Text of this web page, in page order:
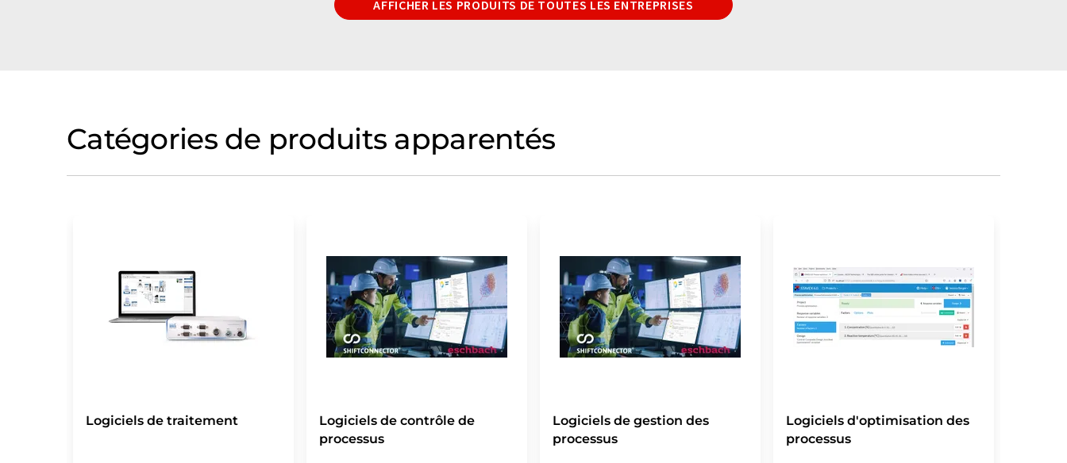
AFFICHER LES PRODUITS DE TOUTES LES ENTREPRISES
Catégories de produits apparentés
Logiciels de traitement
Logiciels de contrôle de
processus
Logiciels de gestion des
processus
Logiciels d'optimisation des
processus